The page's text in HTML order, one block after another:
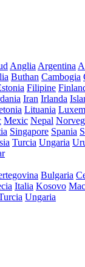
Anglia Argentina
Buthan Cambogia
Filipine
Iran Irlanda
Lituania
Mexic Nepal
Singapore Spania
Turcia Ungaria
Bulgaria
Italia Kosovo
Ungaria